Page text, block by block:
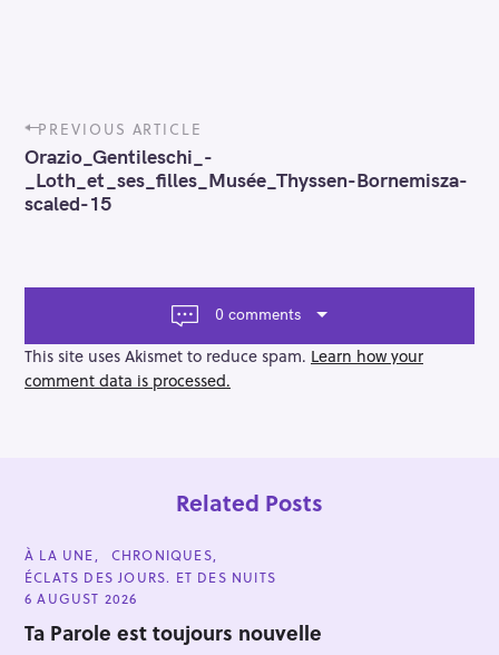
P
o
s
t
n
t
i
o
PREVIOUS ARTICLE
Orazio_Gentileschi_-
_Loth_et_ses_filles_Musée_Thyssen-Bornemisza-
scaled-15
0 comments
This site uses Akismet to reduce spam. Learn how your
comment data is processed.
Related Posts
C
A
T
E
O
R
À LA UNE
CHRONIQUES
ÉCLATS DES JOURS. ET DES NUITS
6 AUGUST 2026
Ta Parole est toujours nouvelle